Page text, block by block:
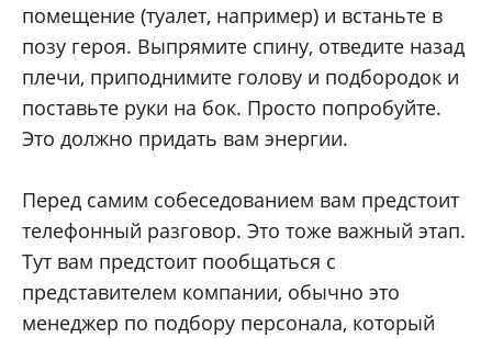
помещение (туалет, например) и встаньте в
позу героя. Выпрямите спину, отведите назад
плечи, приподнимите голову и подбородок и
поставьте руки на бок. Просто попробуйте.
Это должно придать вам энергии.
Перед самим собеседованием вам предстоит
телефонный разговор. Это тоже важный этап.
Тут вам предстоит пообщаться с
представителем компании, обычно это
менеджер по подбору персонала, который